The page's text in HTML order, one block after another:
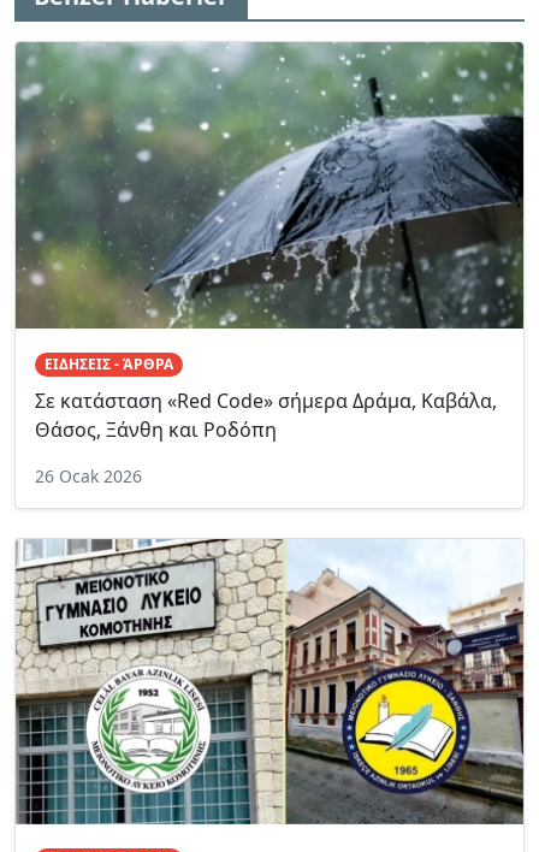
ΕΙΔΗΣΕΙΣ - ΆΡΘΡΑ
Σε κατάσταση «Red Code» σήμερα Δράμα, Καβάλα,
Θάσος, Ξάνθη και Ροδόπη
26 Ocak 2026